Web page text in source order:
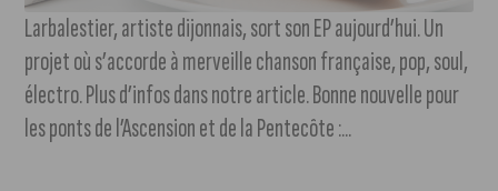
Larbalestier, artiste dijonnais, sort son EP aujourd’hui. Un
projet où s’accorde à merveille chanson française, pop, soul,
électro. Plus d’infos dans notre article. Bonne nouvelle pour
les ponts de l’Ascension et de la Pentecôte :...